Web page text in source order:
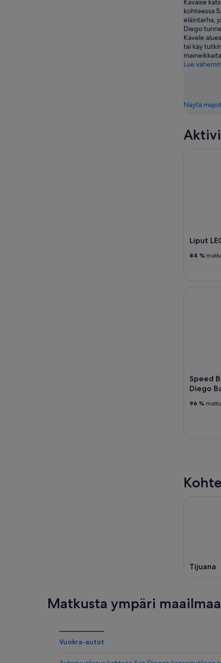
Käväise
kohteessa
eläintarha,
Diego
Kävele
tai käy
Lue
Näytä
Liput
84 %
Speed
Diego
96 %
Tijuana
Matkusta ympäri
Vuokra-autot